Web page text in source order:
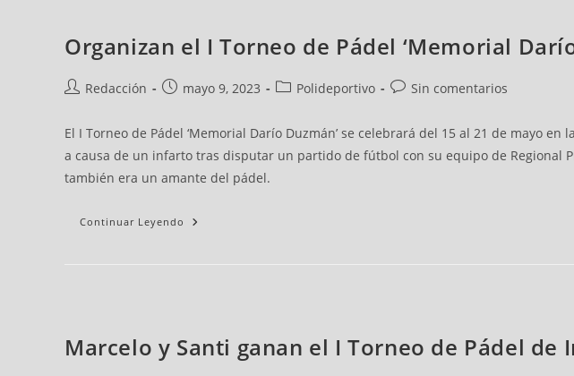
Organizan el I Torneo de Pádel ‘Memorial
Redacción mayo 9, 2023 Polideportivo Sin comentarios
El I Torneo de Pádel ‘Memorial Darío Duzmán’ se celebrará del 15 al 21 de mayo
a causa de un infarto tras disputar un partido de fútbol con su equipo de Regional
también era un amante del pádel.
Continuar Leyendo
Marcelo y Santi ganan el I Torneo de Pádel